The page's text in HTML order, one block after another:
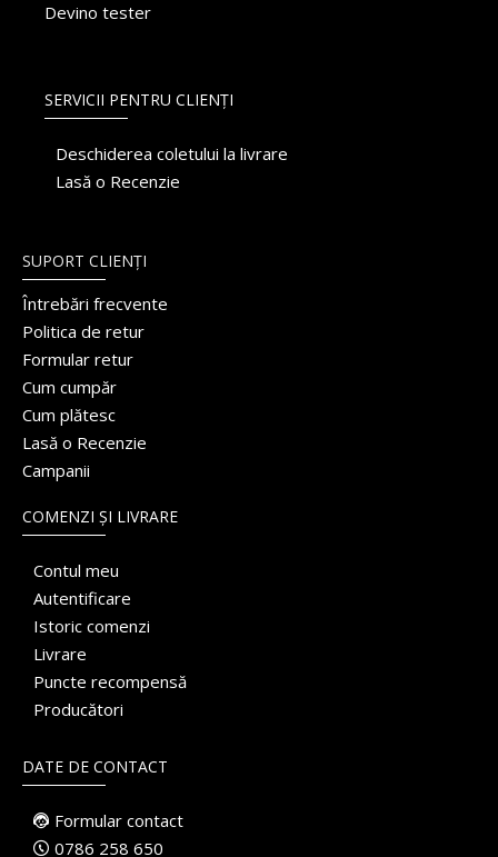
Devino tester
SERVICII PENTRU CLIENȚI
Deschiderea coletului la livrare
Lasă o Recenzie
SUPORT CLIENȚI
Întrebări frecvente
Politica de retur
Formular retur
Cum cumpăr
Cum plătesc
Lasă o Recenzie
Campanii
COMENZI ȘI LIVRARE
Contul meu
Autentificare
Istoric comenzi
Livrare
Puncte recompensă
Producători
DATE DE CONTACT
Formular contact
0786 258 650